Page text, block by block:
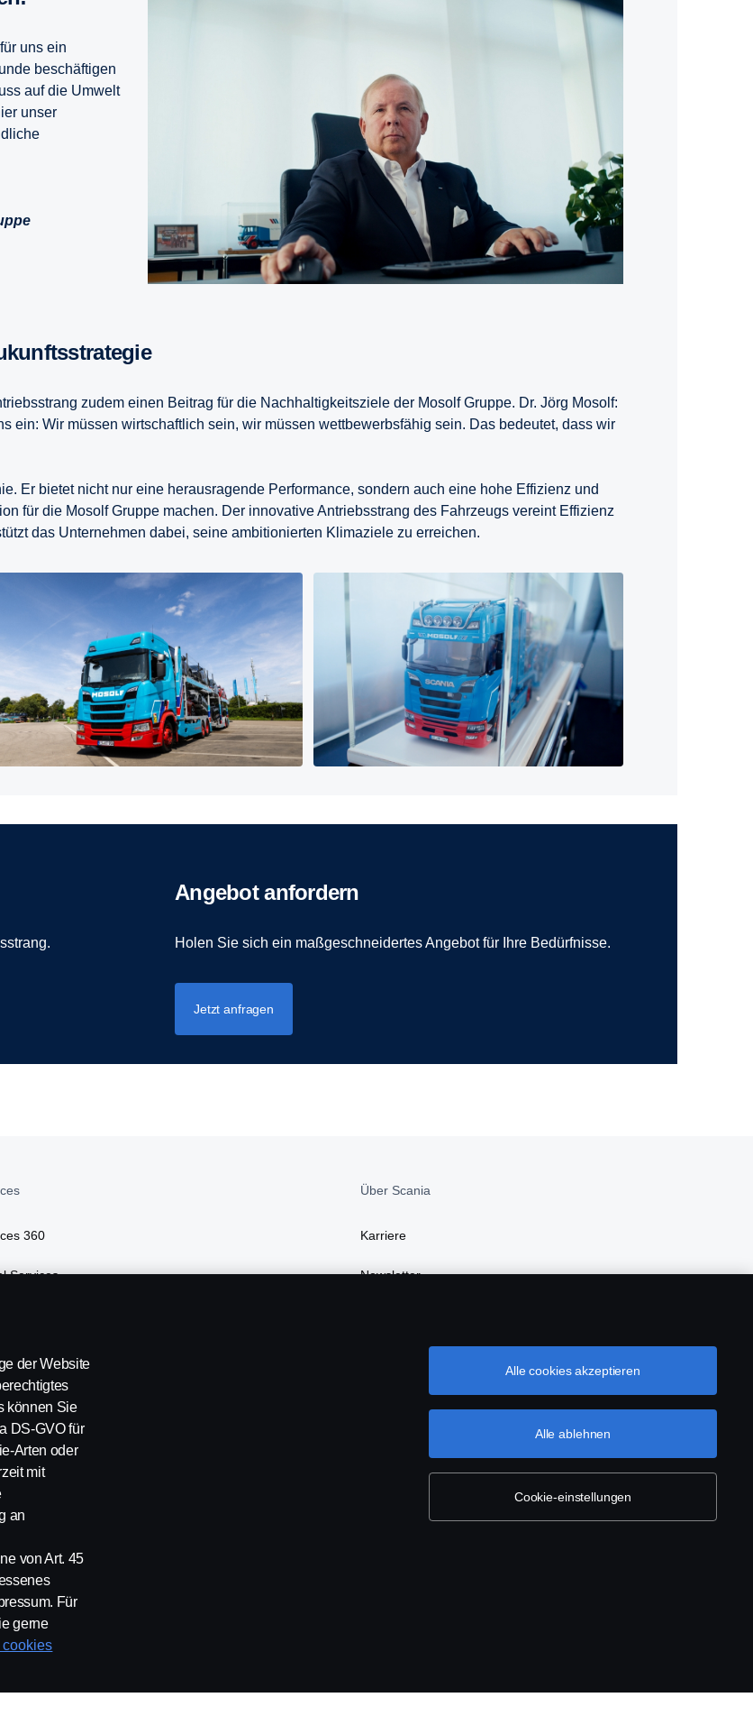
uns ein
beschäftigen
auf die Umwelt
unser
zudem einen Beitrag für die Nachhaltigkeitsziele der Mosolf Gruppe. Dr. Jörg Mosolf:
ein: Wir müssen wirtschaftlich sein, wir müssen wettbewerbsfähig sein. Das bedeutet, dass wir
Er bietet nicht nur eine herausragende Performance, sondern auch eine hohe Effizienz und
für die Mosolf Gruppe machen. Der innovative Antriebsstrang des Fahrzeugs vereint Effizienz
das Unternehmen dabei, seine ambitionierten Klimaziele zu erreichen.
Angebot anfordern
Holen Sie sich ein maßgeschneidertes Angebot für Ihre Bedürfnisse.
Jetzt anfragen
360
Services
Über Scania
Karriere
Newsletter
Nachhaltigkeit bei Scania
Kontakt
der Website
können Sie
DS-GVO für
Arten oder
mit
an
von Art. 45
Für
gerne
Cookie-einstellungen
Alle ablehnen
Alle cookies akzeptieren